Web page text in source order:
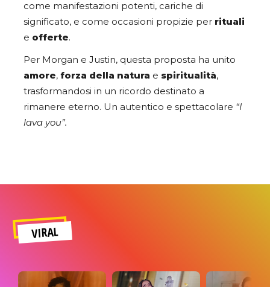
come manifestazioni potenti, cariche di
significato, e come occasioni propizie per rituali
e offerte.
Per Morgan e Justin, questa proposta ha unito
amore, forza della natura e spiritualità,
trasformandosi in un ricordo destinato a
rimanere eterno. Un autentico e spettacolare “I
lava you”.
VIRAL